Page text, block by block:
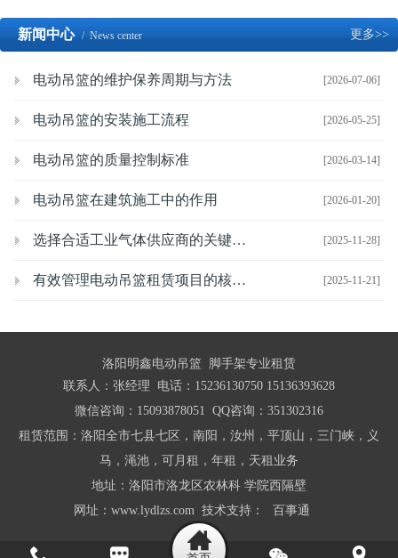
更多>>
新闻中心/ News center
[2026-07-06]
电动吊篮的维护保养周期与方法
[2026-05-25]
电动吊篮的安装施工流程
[2026-03-14]
电动吊篮的质量控制标准
[2026-01-20]
电动吊篮在建筑施工中的作用
[2025-11-28]
选择合适工业气体供应商的关键考虑因素
[2025-11-21]
有效管理电动吊篮租赁项目的核心策略
洛阳明鑫电动吊篮 脚手架专业租赁
联系人：张经理 电话：15236130750 15136393628
微信咨询：15093878051 QQ咨询：351302316
租赁范围：洛阳全市七县七区，南阳，汝州，平顶山，三门峡，义
马，渑池，可月租，年租，天租业务
地址：洛阳市洛龙区农林科 学院西隔壁
网址：www.lydlzs.com 技术支持：
百事通